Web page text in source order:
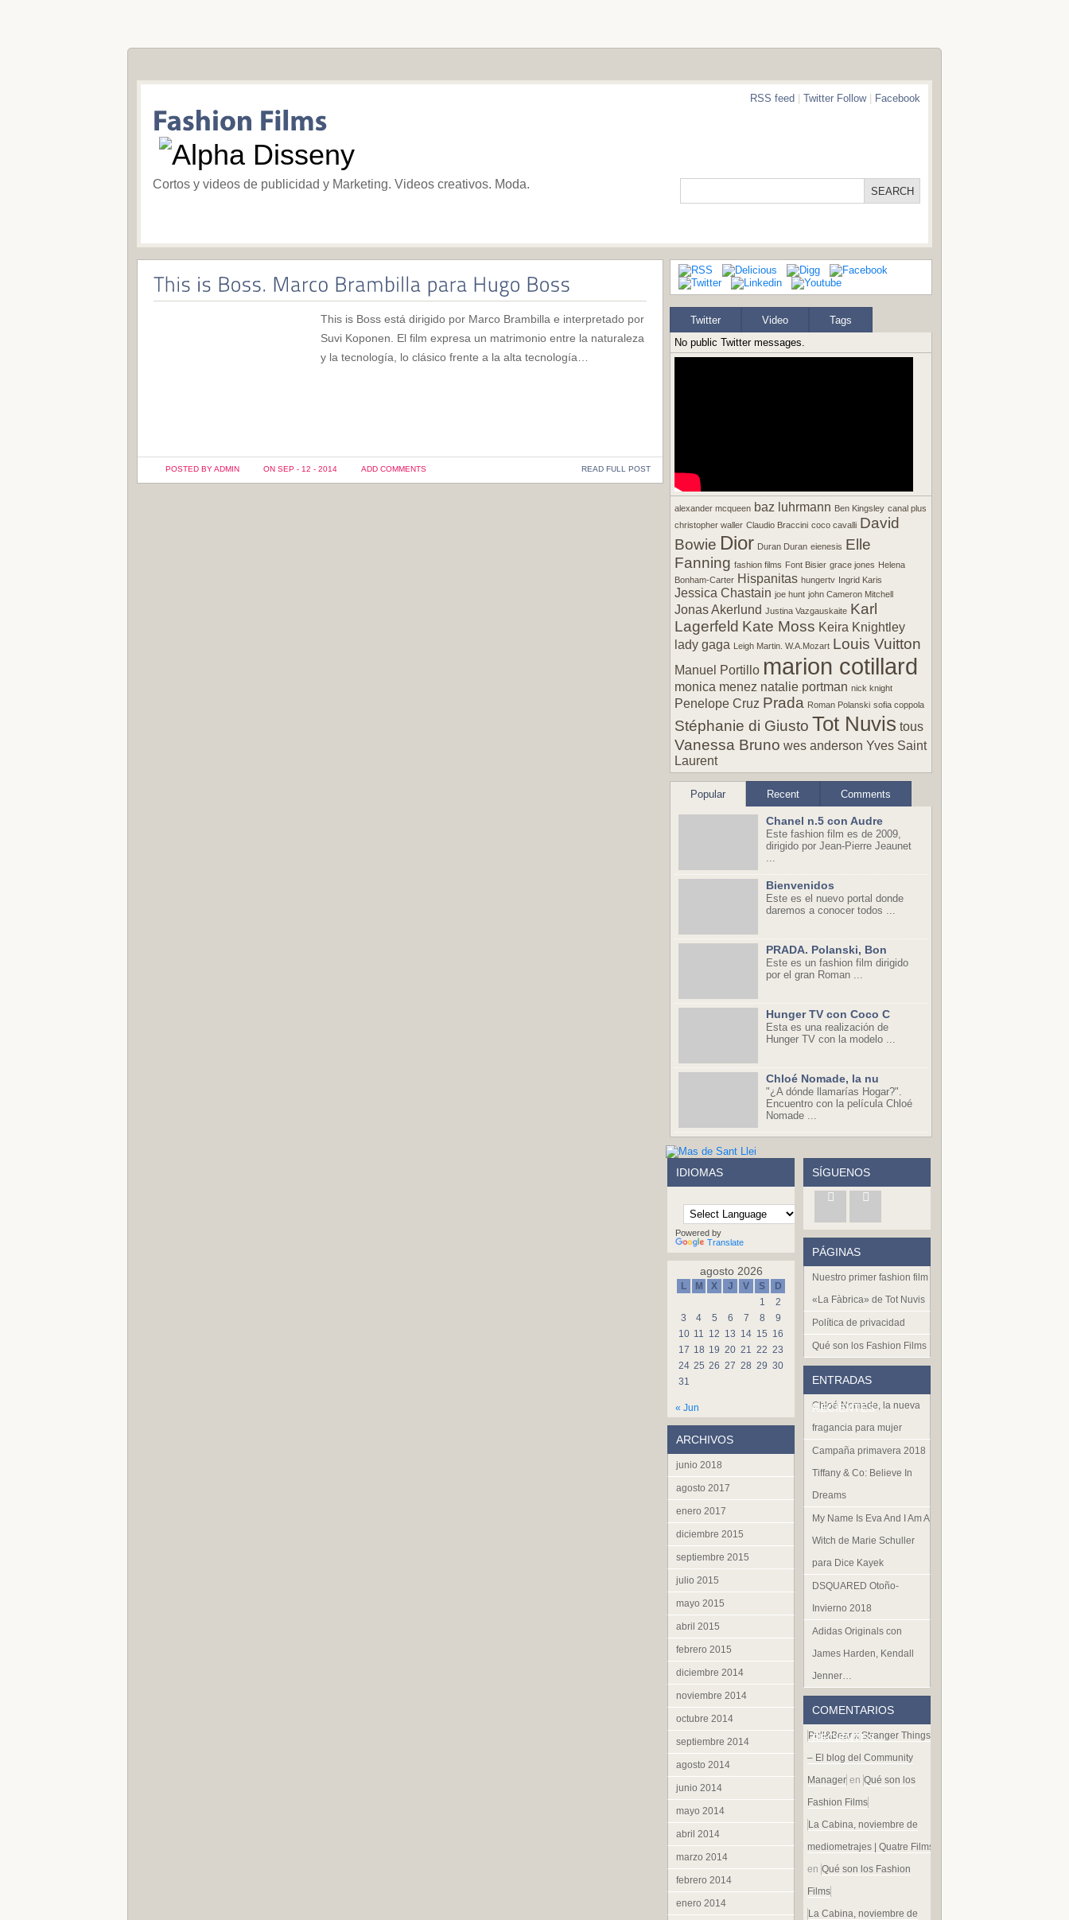
Cortos y videos de publicidad y Marketing. Videos creativos. Moda.
RSS feed Twitter Follow| Facebook
This is Boss está dirigido por Marco Brambilla e interpretado por
Suvi Koponen. El film expresa un matrimonio entre la naturaleza
y la tecnología, lo clásico frente a la alta tecnología…
POSTED BY ADMIN ON SEP - 12 - 2014 ADD COMMENTS READ FULL POST
Twitter Video
Tags
No public Twitter messages.
alexander mcqueen baz luhrmann Ben Kingsley canal plus
christopher waller Claudio Braccini coco cavalli David
Bowie Dior Duran Duran eienesis Elle
Fanning fashion films Font Bisier grace jones Helena
Bonham-Carter Hispanitas hungertv Ingrid Karis
Jessica Chastain joe hunt john Cameron Mitchell
Jonas Akerlund Justina Vazgauskaite Karl
Lagerfeld Kate Moss Keira Knightley
lady gaga Leigh Martin. W.A.Mozart Louis Vuitton
Manuel Portillo marion cotillard
monica menez natalie portman nick knight
Penelope Cruz Prada Roman Polanski sofia coppola
Stéphanie di Giusto Tot Nuvis tous
Vanessa Bruno wes anderson Yves Saint
Laurent
Popular Recent Comments
Chanel n.5 con Audre
Este fashion film es de 2009,
dirigido por Jean-Pierre Jeaunet
...
Bienvenidos
Este es el nuevo portal donde
daremos a conocer todos ...
PRADA. Polanski, Bon
Este es un fashion film dirigido
por el gran Roman ...
Hunger TV con Coco C
Esta es una realización de
Hunger TV con la modelo ...
Chloé Nomade, la nu
"¿A dónde llamarías Hogar?".
Encuentro con la película Chloé
Nomade ...
IDIOMAS
Powered by
Translate
agosto 2026
L M X J V S
D
1
2
3
4 5 6 7 8
9
10 11 12 13 14 15 16
17 18 19 20 21 22 23
24 25 26 27 28 29 30
31
« Jun
ARCHIVOS
junio 2018
agosto 2017
enero 2017
diciembre 2015
septiembre 2015
julio 2015
mayo 2015
abril 2015
febrero 2015
diciembre 2014
noviembre 2014
octubre 2014
septiembre 2014
agosto 2014
junio 2014
mayo 2014
abril 2014
marzo 2014
febrero 2014
enero 2014
SÍGUENOS
PÁGINAS
Nuestro primer fashion film
«La Fàbrica» de Tot Nuvis
Política de privacidad
Qué son los Fashion Films
ENTRADAS
RECIENTES
Chloé Nomade, la nueva
fragancia para mujer
Campaña primavera 2018
Tiffany & Co: Believe In
Dreams
My Name Is Eva And I Am A
Witch de Marie Schuller
para Dice Kayek
DSQUARED Otoño-
Invierno 2018
Adidas Originals con
James Harden, Kendall
Jenner…
COMENTARIOS
RECIENTES
Pull&Bear x Stranger Things
– El blog del Community
Manager en Qué son los
Fashion Films
La Cabina, noviembre de
mediometrajes | Quatre Films
en Qué son los Fashion
Films
La Cabina, noviembre de